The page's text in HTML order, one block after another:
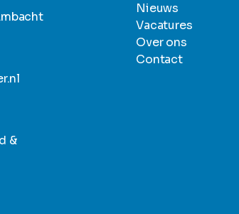
&
Nieuws
Vacatures
Over ons
Contact